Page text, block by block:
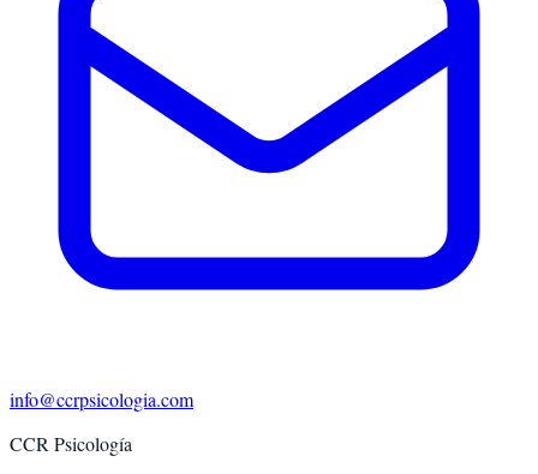
info@ccrpsicologia.com
CCR Psicología